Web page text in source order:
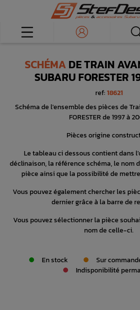
SCHÉMA DE TRAIN
SUBARU FORESTER
ref:18621
Schéma de l'ensemble des pièces de
FORESTER de 1997 à
Pièces origine
Le tableau ci dessous contient dans
déclinaison, la référence schéma, le nom
pièce ainsi que la possibilité de
Vous pouvez également chercher les
dernier grâce à la barre de
Vous pouvez sélectionner la pièce
nom de celle-ci.
En stock
Sur
Indisponibilité